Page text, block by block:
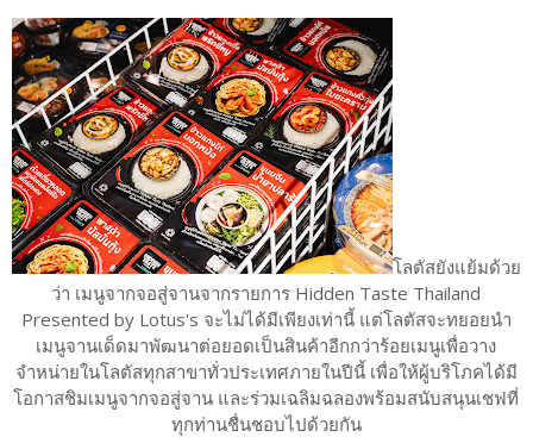
โลตัสยังแย้มด้วย
ว่า เมนูจากจอสู่จานจากรายการ Hidden Taste Thailand
Presented by Lotus's จะไม่ได้มีเพียงเท่านี้ แต่โลตัสจะทยอยนำ
เมนูจานเด็ดมาพัฒนาต่อยอดเป็นสินค้าอีกกว่าร้อยเมนูเพื่อวาง
จำหน่ายในโลตัสทุกสาขาทั่วประเทศภายในปีนี้ เพื่อให้ผู้บริโภคได้มี
โอกาสชิมเมนูจากจอสู่จาน และร่วมเฉลิมฉลองพร้อมสนับสนุนเชฟที่
ทุกท่านชื่นชอบไปด้วยกัน